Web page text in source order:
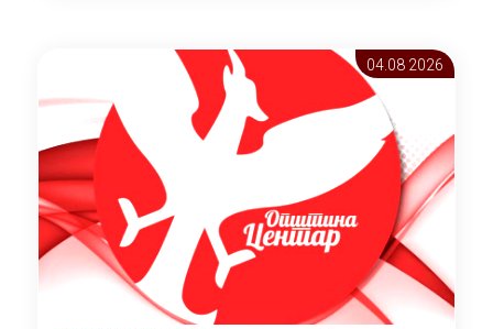
Скопје” број 9/2026), за времетраење од 3
(три) години од денот на потпишувањето на
Договорот за закуп со најповолниот
понудувач.
04.08 2026